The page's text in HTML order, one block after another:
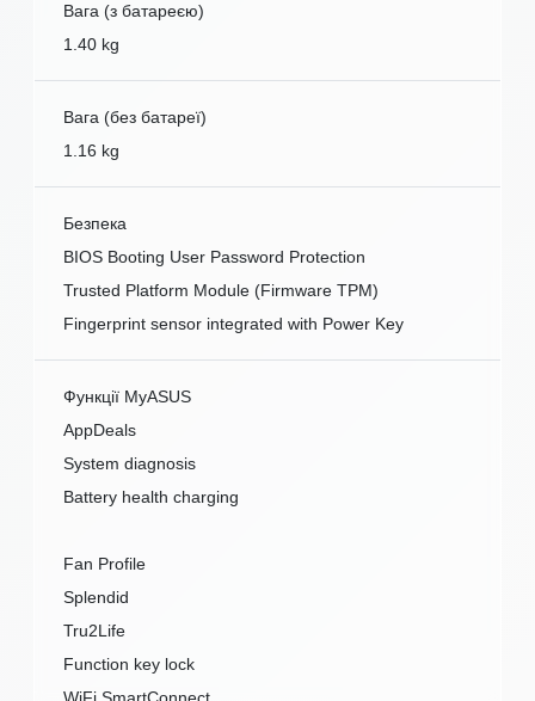
Вага (з батареєю)
1.40 kg
Вага (без батареї)
1.16 kg
Безпека
BIOS Booting User Password Protection
Trusted Platform Module (Firmware TPM)
Fingerprint sensor integrated with Power Key
Функції MyASUS
AppDeals
System diagnosis
Battery health charging
Fan Profile
Splendid
Tru2Life
Function key lock